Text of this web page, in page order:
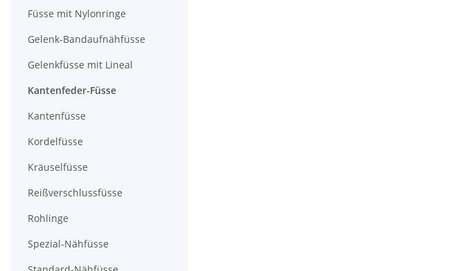
Füsse mit Nylonringe
Gelenk-Bandaufnähfüsse
Gelenkfüsse mit Lineal
Kantenfeder-Füsse
Kantenfüsse
Kordelfüsse
Kräuselfüsse
Reißverschlussfüsse
Rohlinge
Spezial-Nähfüsse